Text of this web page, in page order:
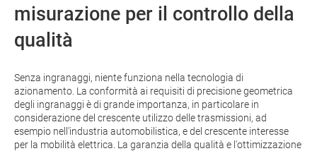
misurazione per il controllo della
qualità
Senza ingranaggi, niente funziona nella tecnologia di
azionamento. La conformità ai requisiti di precisione geometrica
degli ingranaggi è di grande importanza, in particolare in
considerazione del crescente utilizzo delle trasmissioni, ad
esempio nell'industria automobilistica, e del crescente interesse
per la mobilità elettrica. La garanzia della qualità e l'ottimizzazione